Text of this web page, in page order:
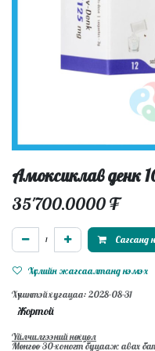
Амоксиклав денк
35'700.0000₮
Сагсанд
Хүслийн жагсаалтанд нэмэх
Хүчинтэй хугацаа: 2028-08-31
Жортой
Үйлчилгээний нөхцөл
Мөнгөө 30-хоногт буцааж авах